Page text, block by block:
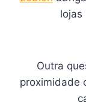
lojas
Outra
proximidade